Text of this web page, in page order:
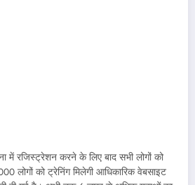
में रजिस्ट्रेशन करने के लिए बाद सभी लोगों को
लोगों को ट्रेनिंग मिलेगी आधिकारिक वेबसाइट